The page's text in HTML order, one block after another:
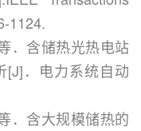
1124.
．含储热光热电站
[J]．电力系统自动
．含大规模储热的